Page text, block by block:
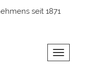
seit 1871
Toggle